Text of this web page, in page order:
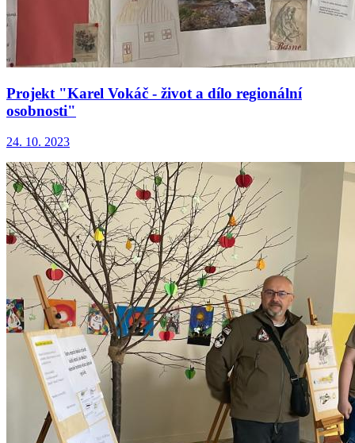
Projekt "Karel Vokáč - život a dílo regionální
osobnosti"
24. 10. 2023